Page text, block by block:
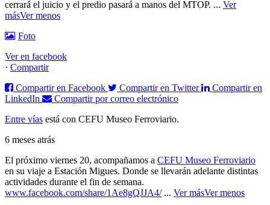
cerrará el juicio y el predio pasará a manos del MTOP. ... Ver
másVer menos
Foto
Ver en facebook
· Compartir
Compartir en Facebook
Compartir en Twitter
Compartir en
LinkedIn
Compartir por correo electrónico
Entre vías está con CEFU Museo Ferroviario.
6 meses atrás
El próximo viernes 20, acompañamos a CEFU Museo Ferroviario
en su viaje a Estación Migues. Donde se llevarán adelante distintas
actividades durante el fin de semana.
www.facebook.com/share/1Ae8gQJJA4/ ... Ver másVer menos